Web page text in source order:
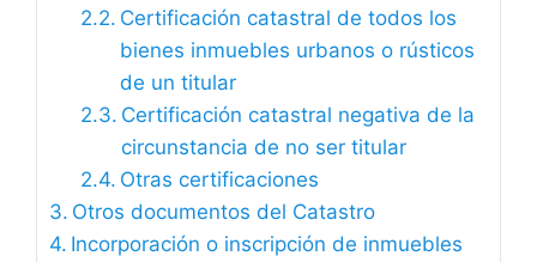
Certificación catastral de todos los
bienes inmuebles urbanos o rústicos
de un titular
Certificación catastral negativa de la
circunstancia de no ser titular
Otras certificaciones
Otros documentos del Catastro
Incorporación o inscripción de inmuebles